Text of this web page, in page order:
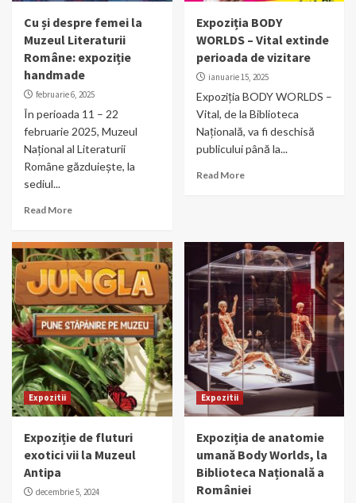
Cu și despre femei la
Muzeul Literaturii
Române: expoziție
handmade
februarie 6, 2025
În perioada 11 – 22
februarie 2025, Muzeul
Național al Literaturii
Române găzduiește, la
sediul...
Read More
Expoziția BODY
WORLDS – Vital extinde
perioada de vizitare
ianuarie 15, 2025
Expoziția BODY WORLDS –
Vital, de la Biblioteca
Națională, va fi deschisă
publicului până la...
Read More
Expozitii
Expoziție de fluturi
exotici vii la Muzeul
Antipa
decembrie 5, 2024
Expozitii
Expoziția de anatomie
umană Body Worlds, la
Biblioteca Națională a
României